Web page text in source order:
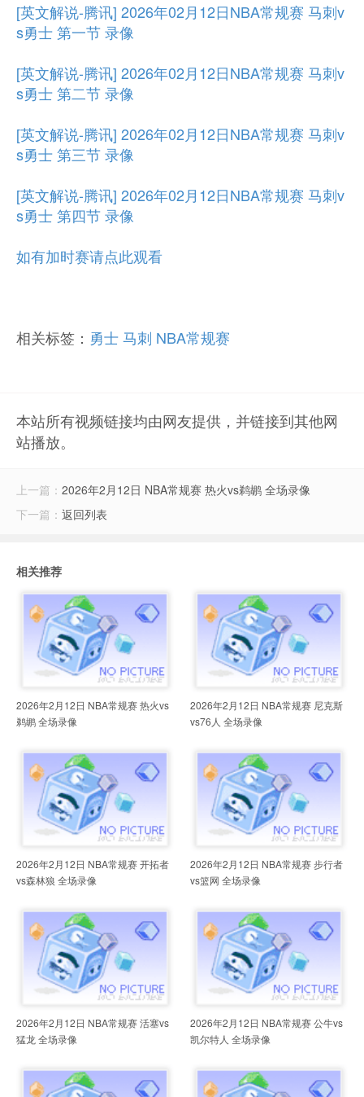
[英文解说-腾讯] 2026年02月12日NBA常规赛 马刺v
s勇士 第一节 录像
[英文解说-腾讯] 2026年02月12日NBA常规赛 马刺v
s勇士 第二节 录像
[英文解说-腾讯] 2026年02月12日NBA常规赛 马刺v
s勇士 第三节 录像
[英文解说-腾讯] 2026年02月12日NBA常规赛 马刺v
s勇士 第四节 录像
如有加时赛请点此观看
相关标签： 勇士马刺 NBA常规赛
本站所有视频链接均由网友提供，并链接到其他网
站播放。
上一篇： 2026年2月12日 NBA常规赛 热火vs鹈鹕 全场录像
下一篇： 返回列表
相关推荐
2026年2月12日 NBA常规赛 热火vs
鹈鹕 全场录像
2026年2月12日 NBA常规赛 尼克斯
vs76人 全场录像
2026年2月12日 NBA常规赛 开拓者
vs森林狼 全场录像
2026年2月12日 NBA常规赛 步行者
vs篮网 全场录像
2026年2月12日 NBA常规赛 活塞vs
猛龙 全场录像
2026年2月12日 NBA常规赛 公牛vs
凯尔特人 全场录像